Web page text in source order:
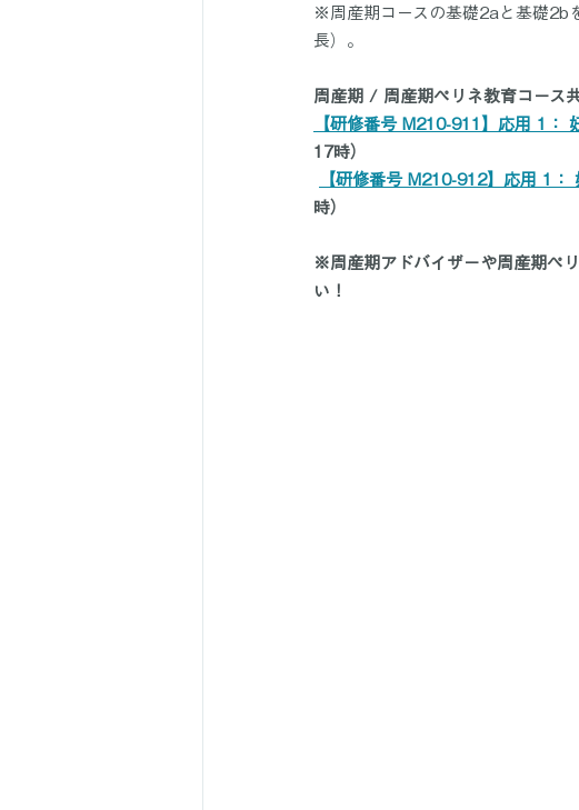
※周産期コースの基礎2aと基礎2b
長）。
周産期 / 周産期ペリネ教育コース
【研修番号 M210-911】応用 1：
17時）
【研修番号 M210-912】応用 1：
時）
※周産期アドバイザーや周産期ペ
い！